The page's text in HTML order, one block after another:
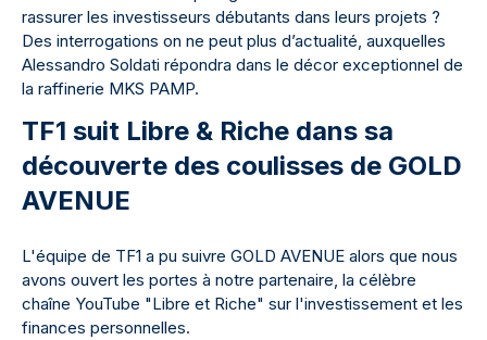
rassurer les investisseurs débutants dans leurs projets ?
Des interrogations on ne peut plus d’actualité, auxquelles
Alessandro Soldati répondra dans le décor exceptionnel de
la raffinerie MKS PAMP.
TF1 suit Libre & Riche dans sa
découverte des coulisses de GOLD
AVENUE
L'équipe de TF1 a pu suivre GOLD AVENUE alors que nous
avons ouvert les portes à notre partenaire, la célèbre
chaîne YouTube "Libre et Riche" sur l'investissement et les
finances personnelles.